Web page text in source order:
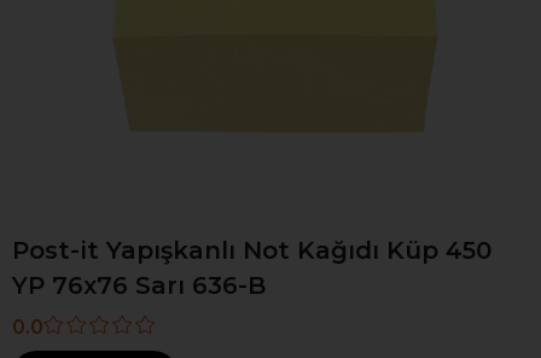
Post-it Yapışkanlı Not Kağıdı Küp 450
YP 76x76 Sarı 636-B
0.0